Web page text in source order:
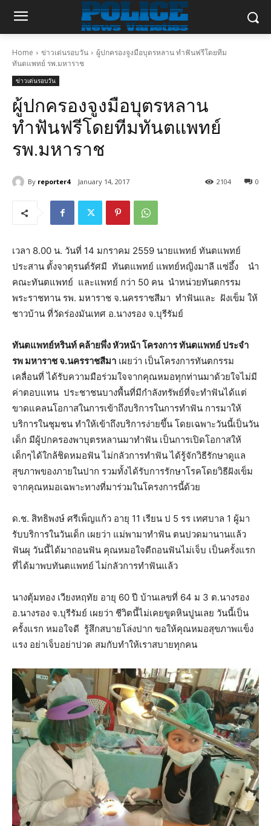
Home ข่าวเด่นรอบวัน
ผู้ปกครองจูงมือบุตรหลาน ทำฟันฟรีโดยทีม
ทันตแพทย์ รพ.มหาราช
ข่าวเด่นรอบวัน
ผู้ปกครองจูงมือบุตรหลาน
ทำฟันฟรีโดยทีมทันตแพทย์
รพ.มหาราช
By reporter4 January 14, 2017 0
2104
เวลา 8.00 น. วันที่ 14 มกราคม 2559 นายแพทย์ ทันตแพทย์
ประสาน ตั้งจาตุรนต์รัศมี ทันตแพทย์ แพทย์หญิงมาลี แซ่อึ้ง นำ
คณะทันตแพทย์ และแพทย์ กว่า 50 คน นำหน่วยทันตกรรม
พระราชทาน รพ. มหาราช จ.นครราชสีมา ทำฟันและ ฝังเข็ม ให้
ชาวบ้าน ที่วัดร่องมันเทศ อ.นางรอง จ.บุรีรัมย์
ทันตแพทย์หรินท์ คล้ายพึ่ง หัวหน้า โครงการ ทันตแพทย์ ประจำ
รพ มหาราช จ.นครราชสีมา เผยว่า เป็นโครงการทันตกรรม
เคลื่อนที่ ได้รับความมือร่วมใจจากคุณหมอทุกท่านมาด้วยใจไม่มี
ค่าตอบแทน ประชาชนบางพื้นที่มีกำลังทรัพย์ที่จะทำฟันได้แต่
ขาดแคลนโอกาสในการเข้าถึงบริการในการทำฟัน การมาให้
บริการในชุมชน ทำให้เข้าถึงบริการง่ายขึ้น โดยเฉพาะวันนี้เป็นวัน
เด็ก มีผู้ปกครองพาบุตรหลานมาทำฟัน เป็นการเปิดโอกาสให้
เด็กๆได้ใกล้ชิดหมอฟัน ไม่กลัวการทำฟัน ได้รู้จักวิธีรักษาดูแล
สุขภาพของภายในปาก รวมทั้งได้รับการรักษาโรคโดยวิธีฝังเข็ม
จากคุณหมอเฉพาะทางที่มาร่วมในโครงการนี้ด้วย
ด.ช. สิทธิพงษ์ ศรีเพ็ญแก้ว อายุ 11 เรียน ป 5 รร เทศบาล 1 ผู้มา
รับบริการในวันเด็ก เผยว่า แม่พามาทำฟัน ตนปวดมานานแล้ว
ฟันผุ วันนี้ได้มาถอนฟัน คุณหมอใจดีถอนฟันไม่เจ็บ เป็นครั้งแรก
ที่ได้มาพบทันตแพทย์ ไม่กลัวการทำฟันแล้ว
นางตุ้มทอง เวียงหฤทัย อายุ 60 ปี บ้านเลขที่ 64 ม 3 ต.นางรอง
อ.นางรอง จ.บุรีรัมย์ เผยว่า ชีวิตนี้ไม่เคยขูดหินปูนเลย วันนี้เป็น
ครั้งแรก หมอใจดี รู้สึกสบายโล่งปาก ขอให้คุณหมอสุขภาพแข็ง
แรง อย่าเจ็บอย่าปวด สมกับทำให้เราสบายทุกคน